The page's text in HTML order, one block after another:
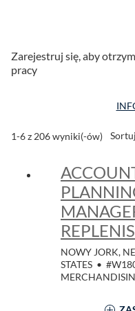
Zarejestruj się, aby
pracy
1-6 z 206 wyniki(-ów)
NOWY JORK,
STATES •